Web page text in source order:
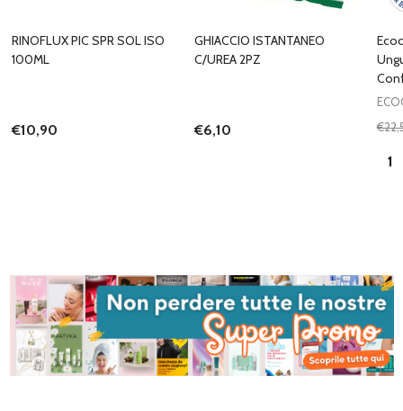
RINOFLUX PIC SPR SOL ISO
100ML
€10,90
GHIACCIO ISTANTANEO
C/UREA 2PZ
€6,10